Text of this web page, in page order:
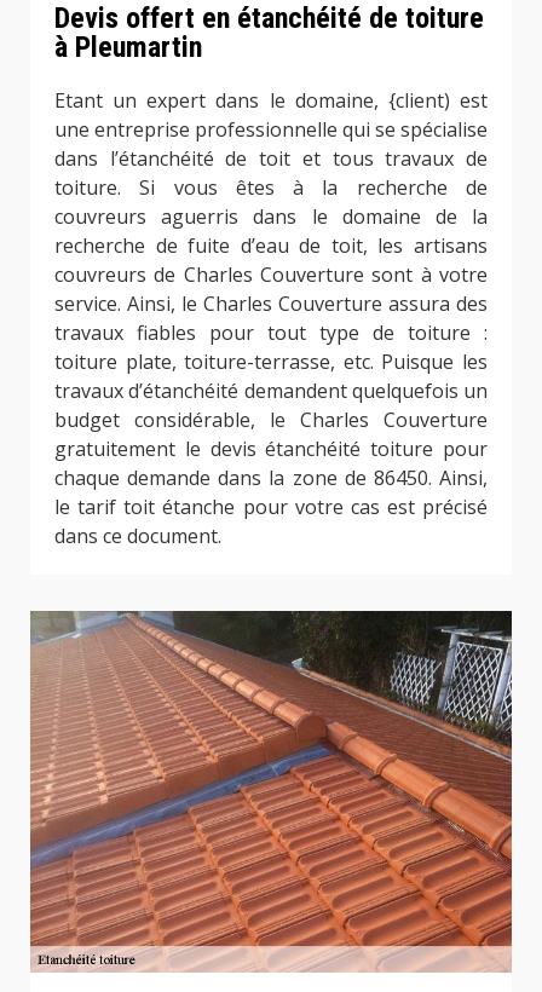
Devis offert en étanchéité de toiture
à Pleumartin
Etant un expert dans le domaine, {client) est
une entreprise professionnelle qui se spécialise
dans l’étanchéité de toit et tous travaux de
toiture. Si vous êtes à la recherche de
couvreurs aguerris dans le domaine de la
recherche de fuite d’eau de toit, les artisans
couvreurs de Charles Couverture sont à votre
service. Ainsi, le Charles Couverture assura des
travaux fiables pour tout type de toiture :
toiture plate, toiture-terrasse, etc. Puisque les
travaux d’étanchéité demandent quelquefois un
budget considérable, le Charles Couverture
gratuitement le devis étanchéité toiture pour
chaque demande dans la zone de 86450. Ainsi,
le tarif toit étanche pour votre cas est précisé
dans ce document.